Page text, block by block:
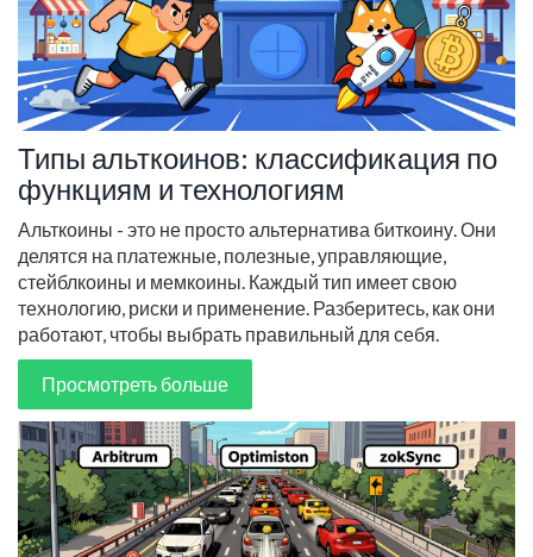
Типы альткоинов: классификация по
функциям и технологиям
Альткоины - это не просто альтернатива биткоину. Они
делятся на платежные, полезные, управляющие,
стейблкоины и мемкоины. Каждый тип имеет свою
технологию, риски и применение. Разберитесь, как они
работают, чтобы выбрать правильный для себя.
Просмотреть больше